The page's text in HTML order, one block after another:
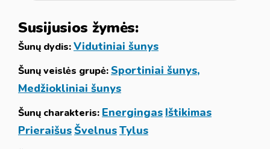
Susijusios žymės:
Šunų dydis:Vidutiniai šunys
Šunų veislės grupė: Sportiniai šunys,
Medžiokliniai šunys
Šunų charakteris: Energingas Ištikimas
Prieraišus ŠvelnusTylus